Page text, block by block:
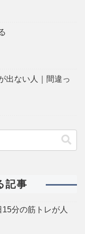
出ない人｜間違っ
記事
分の筋トレが人